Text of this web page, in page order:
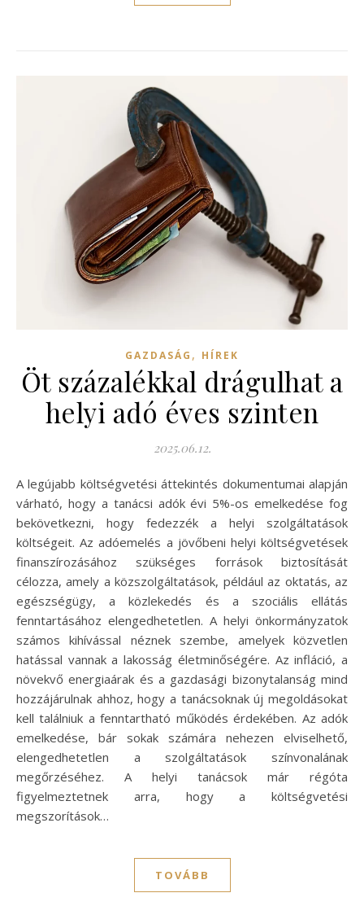
GAZDASÁG , HÍREK
Öt százalékkal drágulhat a
helyi adó éves szinten
2025.06.12.
A legújabb költségvetési áttekintés dokumentumai alapján
várható, hogy a tanácsi adók évi 5%-os emelkedése fog
bekövetkezni, hogy fedezzék a helyi szolgáltatások
költségeit. Az adóemelés a jövőbeni helyi költségvetések
finanszírozásához szükséges források biztosítását
célozza, amely a közszolgáltatások, például az oktatás, az
egészségügy, a közlekedés és a szociális ellátás
fenntartásához elengedhetetlen. A helyi önkormányzatok
számos kihívással néznek szembe, amelyek közvetlen
hatással vannak a lakosság életminőségére. Az infláció, a
növekvő energiaárak és a gazdasági bizonytalanság mind
hozzájárulnak ahhoz, hogy a tanácsoknak új megoldásokat
kell találniuk a fenntartható működés érdekében. Az adók
emelkedése, bár sokak számára nehezen elviselhető,
elengedhetetlen a szolgáltatások színvonalának
megőrzéséhez. A helyi tanácsok már régóta
figyelmeztetnek arra, hogy a költségvetési
megszorítások…
TOVÁBB